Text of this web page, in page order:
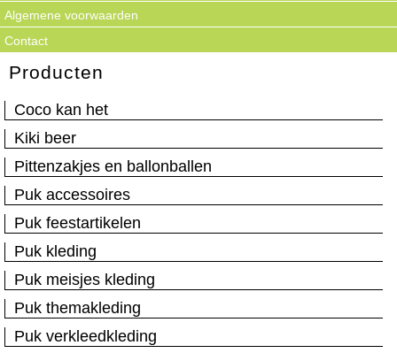
Algemene voorwaarden
Contact
Producten
Coco kan het
Kiki beer
Pittenzakjes en ballonballen
Puk accessoires
Puk feestartikelen
Puk kleding
Puk meisjes kleding
Puk themakleding
Puk verkleedkleding